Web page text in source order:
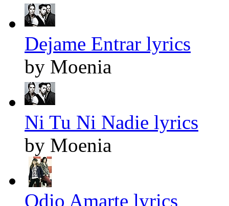
Dejame Entrar lyrics
by Moenia
Ni Tu Ni Nadie lyrics
by Moenia
Odio Amarte lyrics